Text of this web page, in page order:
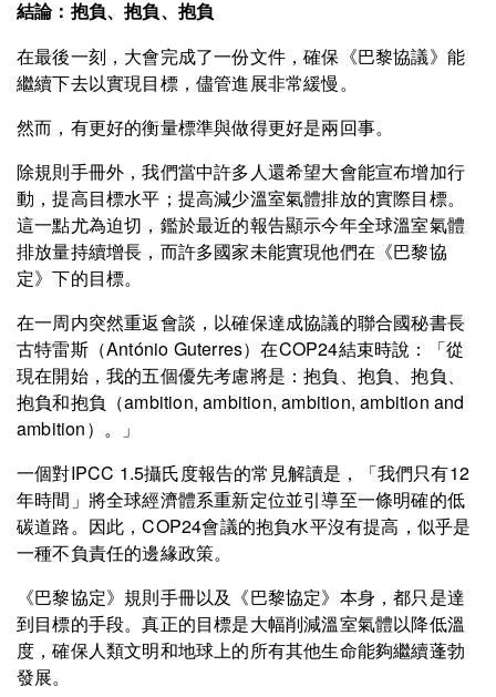
結論：抱負、抱負、抱負
在最後一刻，大會完成了一份文件，確保《巴黎協議》能
繼續下去以實現目標，儘管進展非常緩慢。
然而，有更好的衡量標準與做得更好是兩回事。
除規則手冊外，我們當中許多人還希望大會能宣布增加行
動，提高目標水平；提高減少溫室氣體排放的實際目標。
這一點尤為迫切，鑑於最近的報告顯示今年全球溫室氣體
排放量持續增長，而許多國家未能實現他們在《巴黎協
定》下的目標。
在一周内突然重返會談，以確保達成協議的聯合國秘書長
古特雷斯（António Guterres）在COP24結束時說：「從
現在開始，我的五個優先考慮將是：抱負、抱負、抱負、
抱負和抱負（ambition, ambition, ambition, ambition and
ambition）。」
一個對IPCC 1.5攝氏度報告的常見解讀是，「我們只有12
年時間」將全球經濟體系重新定位並引導至一條明確的低
碳道路。因此，COP24會議的抱負水平沒有提高，似乎是
一種不負責任的邊緣政策。
《巴黎協定》規則手冊以及《巴黎協定》本身，都只是達
到目標的手段。真正的目標是大幅削減溫室氣體以降低溫
度，確保人類文明和地球上的所有其他生命能夠繼續蓬勃
發展。